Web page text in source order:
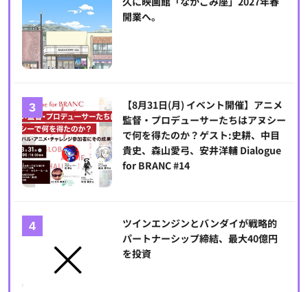
開業へ。
【8月31日(月) イベント開催】アニメ
監督・プロデューサーたちはアヌシー
で何を得たのか？ゲスト:史耕、中目
貴史、森山愛弓、安井洋輔 Dialogue
for BRANC #14
ツインエンジンとバンダイが戦略的
パートナーシップ締結、最大40億円
を投資